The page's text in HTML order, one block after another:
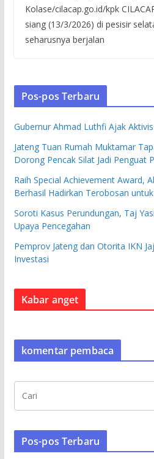
Kolase/cilacap.go.id/kpk
siang (13/3/2026) di pesisir
seharusnya berjalan
Pos-pos Terbaru
Gubernur Ahmad Luthfi Ajak
Jateng Tuan Rumah Muktamar
Dorong Pencak Silat Jadi Penguat
Raih Special Achievement Award,
Berhasil Hadirkan Terobosan
Soroti Kasus Perundungan, Taj
Upaya Pencegahan
Pemprov Jateng dan Otorita IKN
Investasi
Kabar anget
komentar pembaca
Pos-pos Terbaru